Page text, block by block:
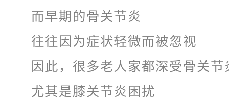
而早期的骨关节炎
往往因为症状轻微而被忽视
因此，很多老人家都深受骨关节
尤其是膝关节炎困扰